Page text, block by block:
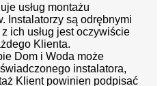
usług montażu
Instalatorzy są odrębnymi
ich usług jest oczywiście
Klienta.
Dom i Woda może
instalatora,
Klient powinien podpisać